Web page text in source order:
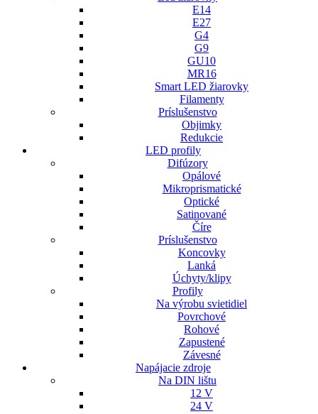
E14
E27
G4
G9
GU10
MR16
Smart LED žiarovky
Filamenty
Príslušenstvo
Objimky
Redukcie
LED profily
Difúzory
Opálové
Mikroprismatické
Optické
Satinované
Číre
Príslušenstvo
Koncovky
Lanká
Úchyty/klipy
Profily
Na výrobu svietidiel
Povrchové
Rohové
Zapustené
Závesné
Napájacie zdroje
Na DIN lištu
12 V
24 V